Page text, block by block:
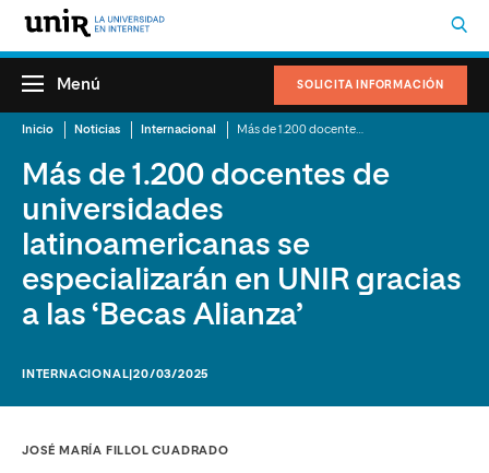
SOLICITA INFORMACIÓN
Menú
Inicio Noticias Internacional
Más de 1.200 docentes de
universidades
latinoamericanas se
especializarán en UNIR gracias
a las ‘Becas Alianza’
INTERNACIONAL |20/03/2025
JOSÉ MARÍA FILLOL CUADRADO